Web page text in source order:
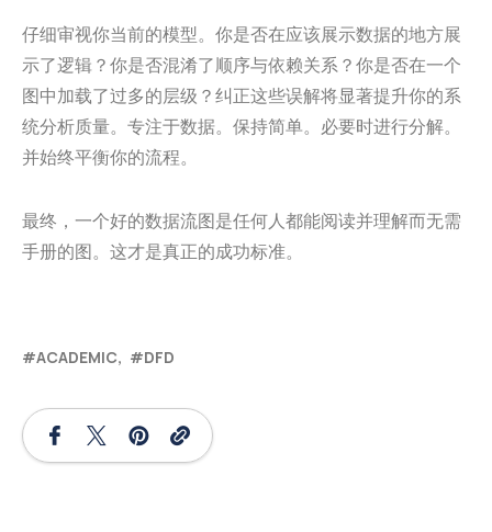
仔细审视你当前的模型。你是否在应该展示数据的地方展
示了逻辑？你是否混淆了顺序与依赖关系？你是否在一个
图中加载了过多的层级？纠正这些误解将显著提升你的系
统分析质量。专注于数据。保持简单。必要时进行分解。
并始终平衡你的流程。
最终，一个好的数据流图是任何人都能阅读并理解而无需
手册的图。这才是真正的成功标准。
ACADEMIC DFD